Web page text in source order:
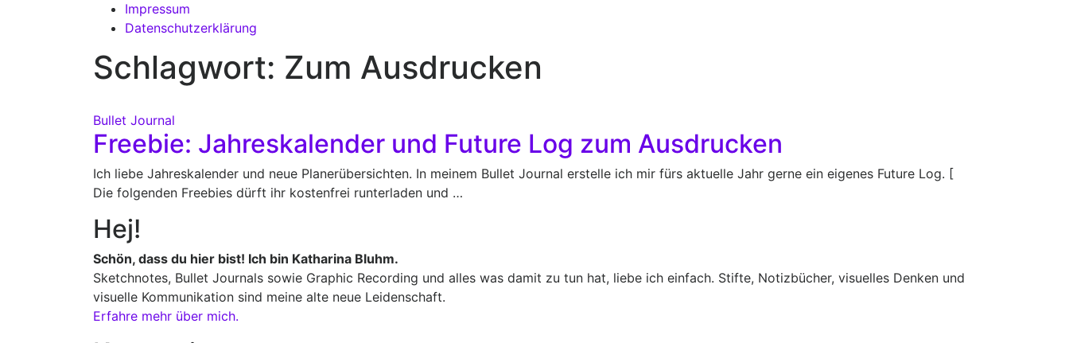
Impressum
Datenschutzerklärung
Schlagwort: Zum Ausdrucken
Bullet Journal
Freebie: Jahreskalender und Future Log zum Ausdrucken
Ich liebe Jahreskalender und neue Planerübersichten. In meinem Bullet Journal erstelle ich mir fürs aktuelle Jahr gerne ein eigenes Future Log. [
Die folgenden Freebies dürft ihr kostenfrei runterladen und …
Hej!
Schön, dass du hier bist! Ich bin Katharina Bluhm.
Sketchnotes, Bullet Journals sowie Graphic Recording und alles was damit zu tun hat, liebe ich einfach. Stifte, Notizbücher, visuelles Denken und
visuelle Kommunikation sind meine alte neue Leidenschaft.
Erfahre mehr über mich.